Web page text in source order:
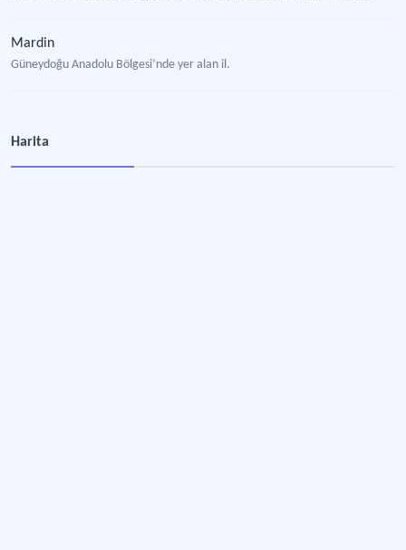
Mardin
Güneydoğu Anadolu Bölgesi’nde yer alan il.
Harita